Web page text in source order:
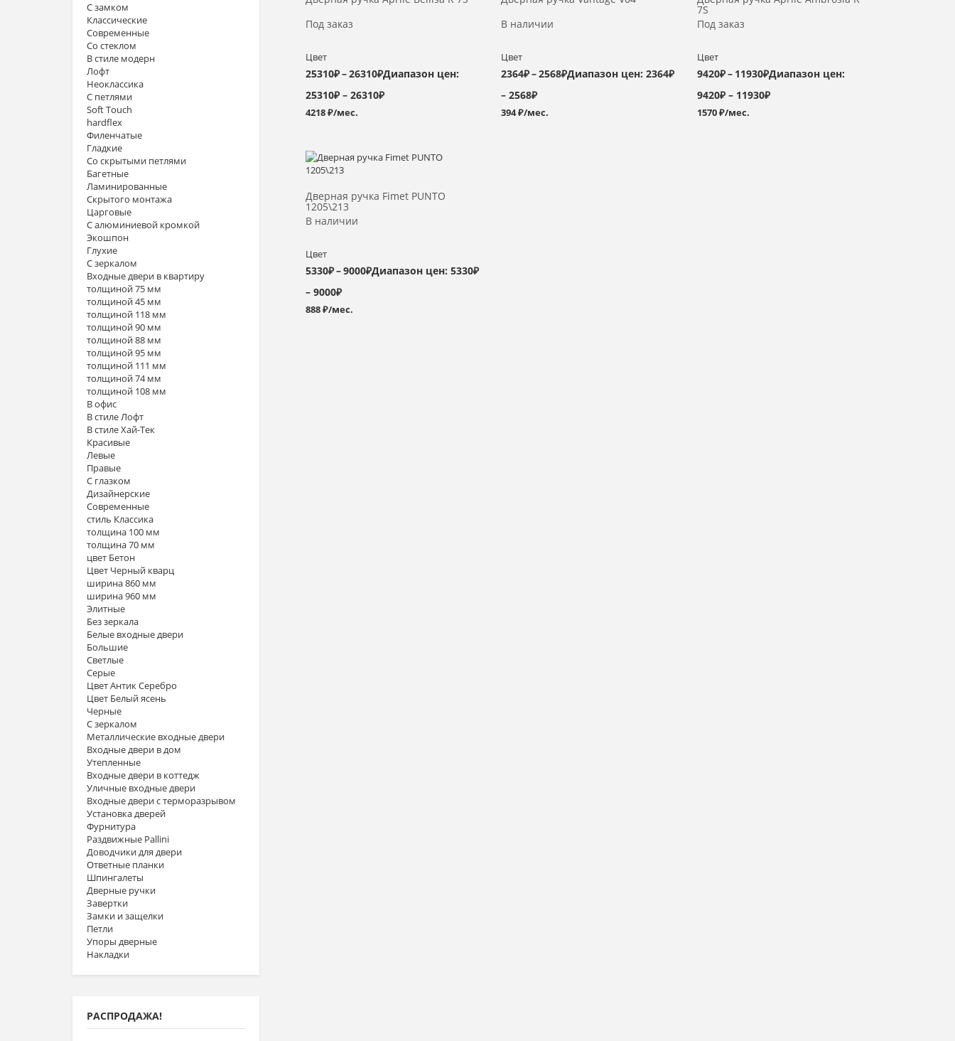
С замком
Классические
Современные
Со стеклом
В стиле модерн
Лофт
Неоклассика
С петлями
Soft Touch
hardflex
Филенчатые
Гладкие
Со скрытыми петлями
Багетные
Ламинированные
Скрытого монтажа
Царговые
С алюминиевой кромкой
Экошпон
Глухие
С зеркалом
Входные двери в квартиру
толщиной 75 мм
толщиной 45 мм
толщиной 118 мм
толщиной 90 мм
толщиной 88 мм
толщиной 95 мм
толщиной 111 мм
толщиной 74 мм
толщиной 108 мм
В офис
В стиле Лофт
В стиле Хай-Тек
Красивые
Левые
Правые
С глазком
Дизайнерские
Современные
стиль Классика
толщина 100 мм
толщина 70 мм
цвет Бетон
Цвет Черный кварц
ширина 860 мм
ширина 960 мм
Элитные
Без зеркала
Белые входные двери
Большие
Светлые
Серые
Цвет Антик Серебро
Цвет Белый ясень
Черные
С зеркалом
Металлические входные двери
Входные двери в дом
Утепленные
Входные двери в коттедж
Уличные входные двери
Входные двери с терморазрывом
Установка дверей
Фурнитура
Раздвижные Pallini
Доводчики для двери
Ответные планки
Шпингалеты
Дверные ручки
Завертки
Замки и защелки
Петли
Упоры дверные
Накладки
РАСПРОДАЖА!
Под заказ
Цвет
25310₽–26310₽Диапазон цен:
25310₽ – 26310₽
4218 ₽/мес.
В наличии
Цвет
2364₽–2568₽Диапазон цен: 2364₽
– 2568₽
394 ₽/мес.
7S
Под заказ
Цвет
9420₽– 11930₽Диапазон цен:
9420₽ – 11930₽
1570 ₽/мес.
Дверная ручка Fimet PUNTO
1205\213
В наличии
Цвет
5330₽–9000₽Диапазон цен: 5330₽
– 9000₽
888 ₽/мес.
Выбрать >